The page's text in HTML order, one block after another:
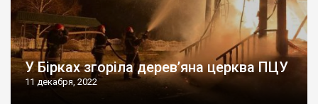
У Бірках згоріла дерев’яна церква ПЦУ
11 декабря, 2022